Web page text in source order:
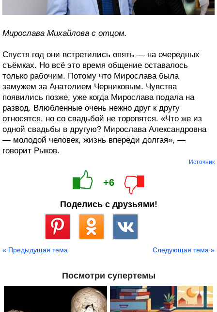
Мирослава Михайлова с отцом.
Спустя год они встретились опять — на очередных
съёмках. Но всё это время общение оставалось
только рабочим. Потому что Мирослава была
замужем за Анатолием Черниковым. Чувства
появились позже, уже когда Мирослава подала на
развод. Влюбленные очень нежно друг к другу
относятся, но со свадьбой не торопятся. «Что же из
одной свадьбы в другую? Мирослава Александровна
— молодой человек, жизнь впереди долгая», —
говорит Рыков.
Источник
+6
Поделись с друзьями!
« Предыдущая тема Следующая тема »
Посмотри супертемы